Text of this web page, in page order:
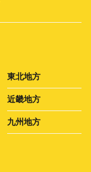
東北地方
近畿地方
九州地方